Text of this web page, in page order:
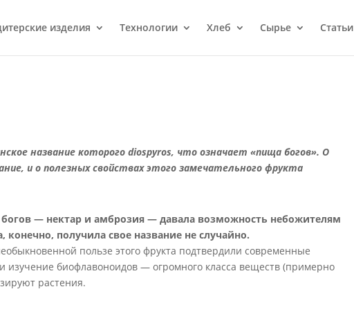
изделия Технологии Хлеб Сырье Статьи
название которогоdiospyrоs, что означает «пища богов». О
и о полезных свойствах этого замечательного фрукта
— нектар и амброзия — давала возможность небожителям
получила свое название не случайно.
пользе этого фрукта подтвердили современные
изучение биофлавоноидов — огромного класса веществ (примерно
растения.